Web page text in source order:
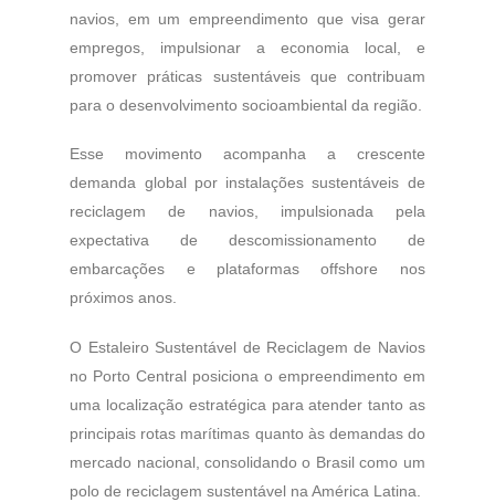
navios, em um empreendimento que visa gerar
empregos, impulsionar a economia local, e
promover práticas sustentáveis que contribuam
para o desenvolvimento socioambiental da região.
Esse movimento acompanha a crescente
demanda global por instalações sustentáveis de
reciclagem de navios, impulsionada pela
expectativa de descomissionamento de
embarcações e plataformas offshore nos
próximos anos.
O Estaleiro Sustentável de Reciclagem de Navios
no Porto Central posiciona o empreendimento em
uma localização estratégica para atender tanto as
principais rotas marítimas quanto às demandas do
mercado nacional, consolidando o Brasil como um
polo de reciclagem sustentável na América Latina.